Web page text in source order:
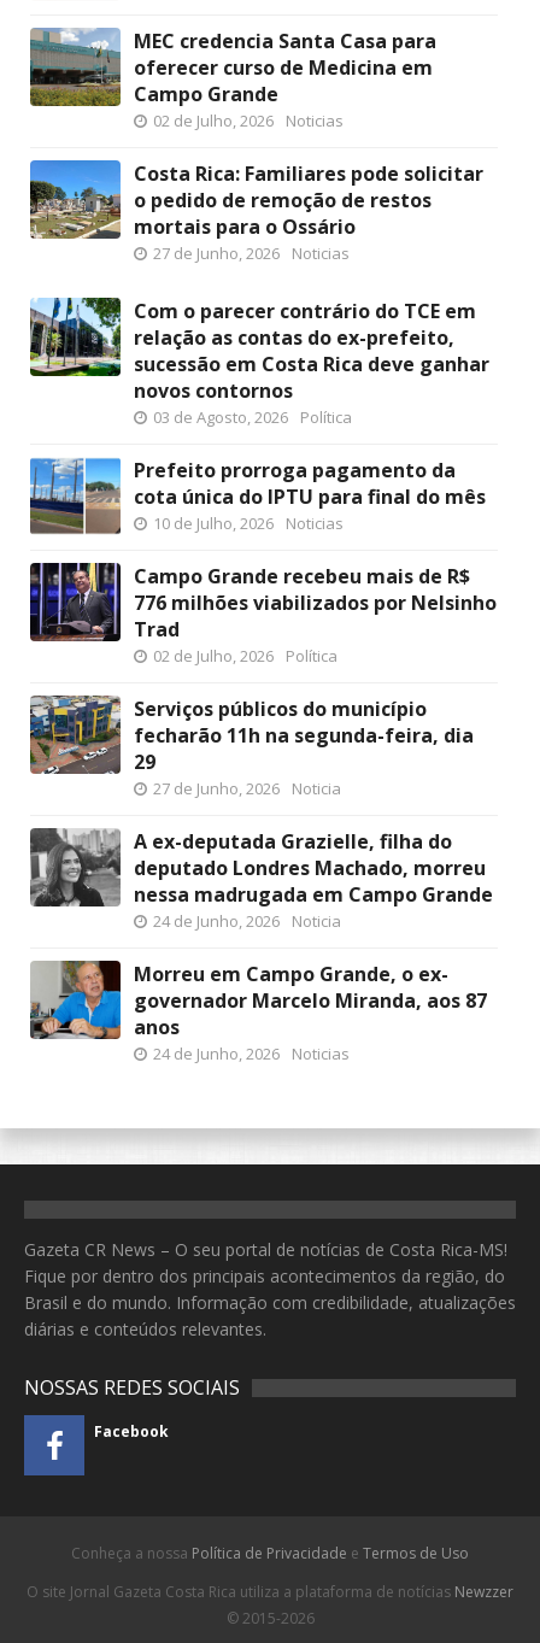
MEC credencia Santa Casa para
oferecer curso de Medicina em
Campo Grande
02 de Julho, 2026 Noticias
Costa Rica: Familiares pode solicitar
o pedido de remoção de restos
mortais para o Ossário
27 de Junho, 2026 Noticias
Com o parecer contrário do TCE em
relação as contas do ex-prefeito,
sucessão em Costa Rica deve ganhar
novos contornos
03 de Agosto, 2026 Política
Prefeito prorroga pagamento da
cota única do IPTU para final do mês
10 de Julho, 2026 Noticias
Campo Grande recebeu mais de R$
776 milhões viabilizados por Nelsinho
Trad
02 de Julho, 2026 Política
Serviços públicos do município
fecharão 11h na segunda-feira, dia
29
27 de Junho, 2026 Noticia
A ex-deputada Grazielle, filha do
deputado Londres Machado, morreu
nessa madrugada em Campo Grande
24 de Junho, 2026 Noticia
Morreu em Campo Grande, o ex-
governador Marcelo Miranda, aos 87
anos
24 de Junho, 2026 Noticias
Gazeta CR News – O seu portal de notícias de Costa Rica-MS!
Fique por dentro dos principais acontecimentos da região, do
Brasil e do mundo. Informação com credibilidade, atualizações
diárias e conteúdos relevantes.
NOSSAS REDES SOCIAIS
Facebook
Conheça a nossa Política de Privacidade e Termos de Uso
O site Jornal Gazeta Costa Rica utiliza a plataforma de notícias Newzzer
© 2015-2026